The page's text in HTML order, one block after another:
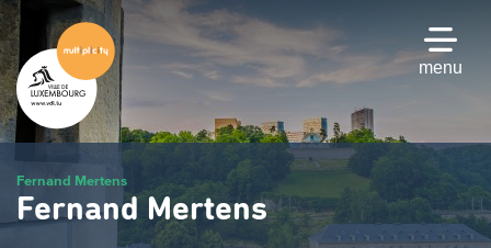
Passer
au
contenu
principal
menu
Fernand Mertens
Fernand Mertens